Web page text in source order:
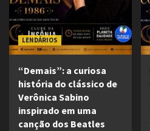
LENDÁRIOS
“Demais”: a curiosa
história do clássico de
Verônica Sabino
inspirado em uma
canção dos Beatles